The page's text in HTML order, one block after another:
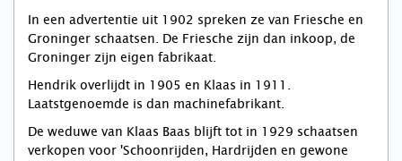
In een advertentie uit 1902 spreken ze van Friesche en
Groninger schaatsen. De Friesche zijn dan inkoop, de
Groninger zijn eigen fabrikaat.
Hendrik overlijdt in 1905 en Klaas in 1911.
Laatstgenoemde is dan machinefabrikant.
De weduwe van Klaas Baas blijft tot in 1929 schaatsen
verkopen voor 'Schoonrijden, Hardrijden en gewone